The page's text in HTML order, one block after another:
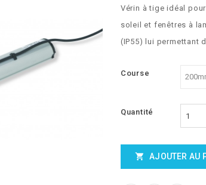
Vérin à tige idéal
soleil et fenêtres à
(IP55) lui permettant
Course
Quantité
 AJOUTER AU